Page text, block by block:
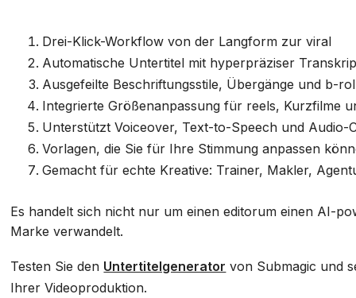
Drei-Klick-Workflow von der Langform zur viral
Automatische Untertitel mit hyperpräziser
Ausgefeilte Beschriftungsstile, Übergänge und b-
Integrierte Größenanpassung für reels, Kurzfilme
Unterstützt Voiceover, Text-to-Speech und Audio-
Vorlagen, die Sie für Ihre Stimmung anpassen
Gemacht für echte Kreative: Trainer, Makler,
Es handelt sich nicht nur um einen editorum einen AI-
Marke verwandelt.
Testen Sie den Untertitelgenerator von Submagic und
Ihrer Videoproduktion.